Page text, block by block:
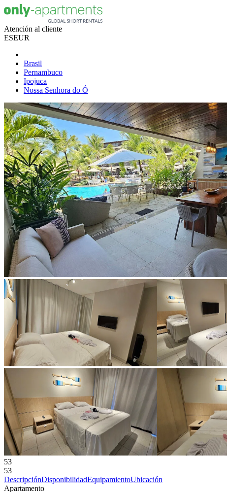
Atención al cliente
ESEUR
Brasil
Pernambuco
Ipojuca
Nossa Senhora do Ó
53
53
DescripciónDisponibilidadEquipamientoUbicación
Apartamento